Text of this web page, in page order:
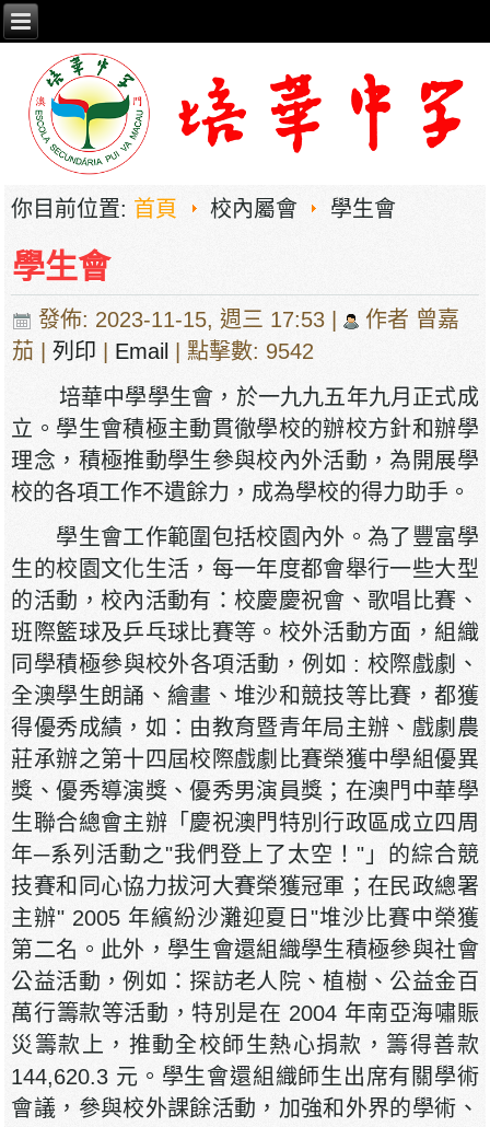
你目前位置: 首頁 校內屬會 學生會
學生會
發佈: 2023-11-15, 週三 17:53 |
作者 曾嘉
茄 |列印 Email
| 點擊數: 9542
培華中學學生會，於一九九五年九月正式成
立。學生會積極主動貫徹學校的辦校方針和辦學
理念，積極推動學生參與校內外活動，為開展學
校的各項工作不遺餘力，成為學校的得力助手。
學生會工作範圍包括校園內外。為了豐富學
生的校園文化生活，每一年度都會舉行一些大型
的活動，校內活動有：校慶慶祝會、歌唱比賽、
班際籃球及乒乓球比賽等。校外活動方面，組織
同學積極參與校外各項活動，例如 : 校際戲劇、
全澳學生朗誦、繪畫、堆沙和競技等比賽，都獲
得優秀成績，如：由教育暨青年局主辦、戲劇農
莊承辦之第十四屆校際戲劇比賽榮獲中學組優異
獎、優秀導演獎、優秀男演員獎；在澳門中華學
生聯合總會主辦「慶祝澳門特別行政區成立四周
年─系列活動之"我們登上了太空！"」的綜合競
技賽和同心協力拔河大賽榮獲冠軍；在民政總署
主辦" 2005 年繽紛沙灘迎夏日"堆沙比賽中榮獲
第二名。此外，學生會還組織學生積極參與社會
公益活動，例如：探訪老人院、植樹、公益金百
萬行籌款等活動，特別是在 2004 年南亞海嘯賑
災籌款上，推動全校師生熱心捐款，籌得善款
144,620.3 元。學生會還組織師生出席有關學術
會議，參與校外課餘活動，加強和外界的學術、